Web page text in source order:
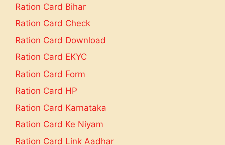
Ration Card Bihar
Ration Card Check
Ration Card Download
Ration Card EKYC
Ration Card Form
Ration Card HP
Ration Card Karnataka
Ration Card Ke Niyam
Ration Card Link Aadhar